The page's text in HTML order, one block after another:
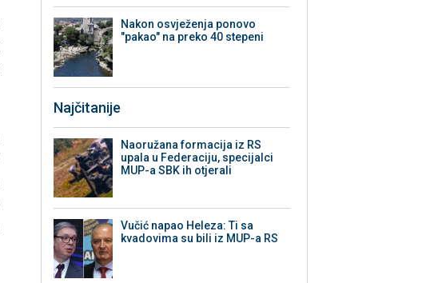
Nakon osvježenja ponovo
"pakao" na preko 40 stepeni
Najčitanije
Naoružana formacija iz RS
upala u Federaciju, specijalci
MUP-a SBK ih otjerali
Vučić napao Heleza: Ti sa
kvadovima su bili iz MUP-a RS